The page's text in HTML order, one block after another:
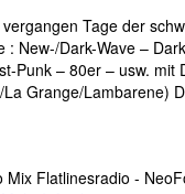
Tage der
: New-/Dark-Wave –
Punk – 80er – usw. mit
La Grange/
Mix Flatlinesradio -